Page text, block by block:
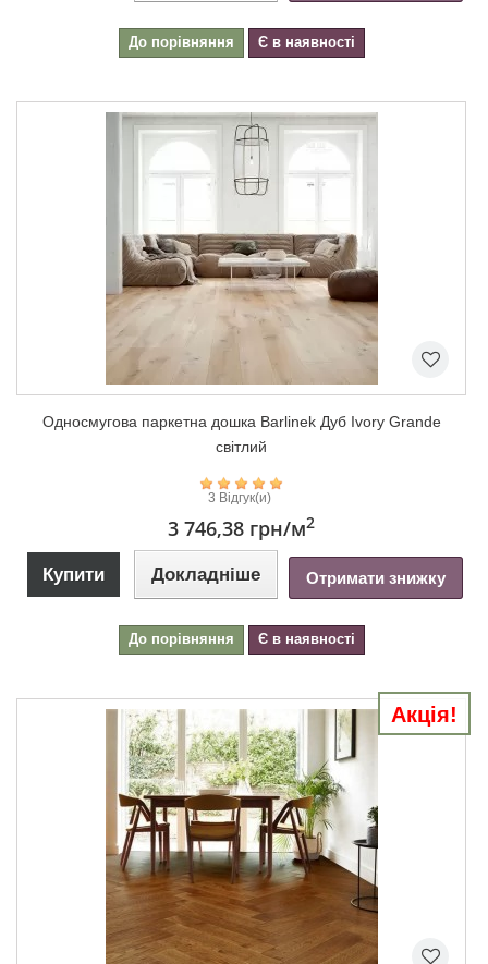
До порівняння Є в наявності
Односмугова паркетна дошка Barlinek Дуб Ivory Grande
світлий
3 Відгук(и)
3 746,38 грн/м2
Купити Докладніше Отримати знижку
До порівняння Є в наявності
Акція!